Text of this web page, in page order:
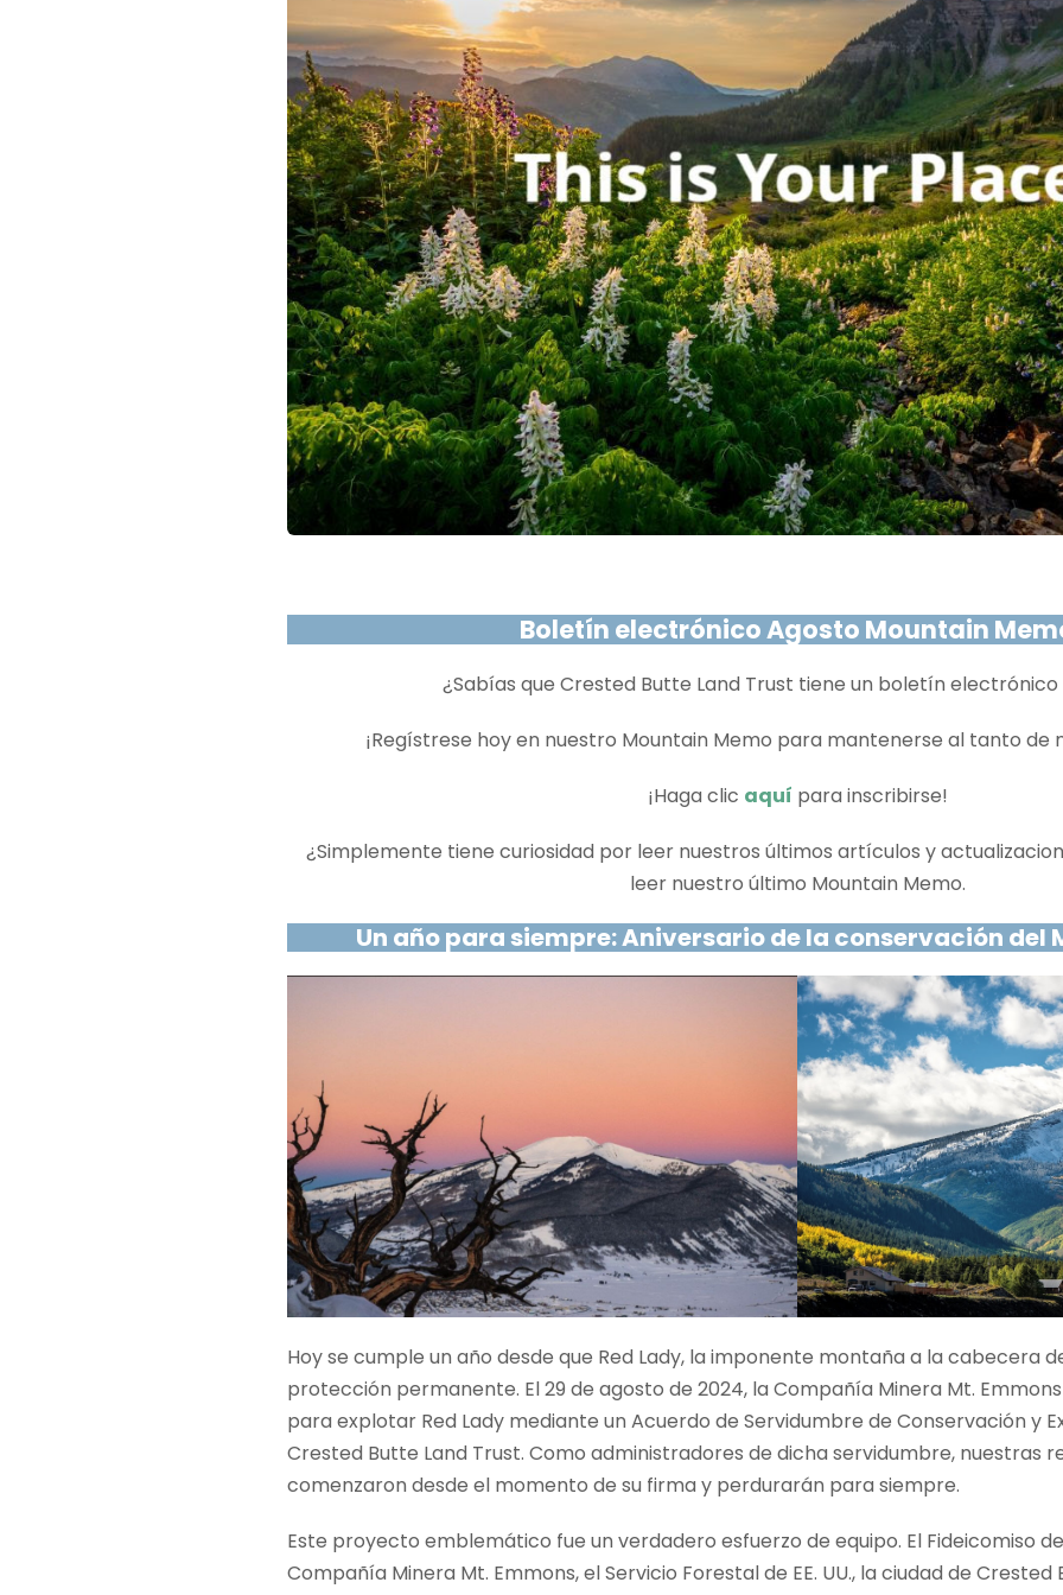
Boletín electrónico Agosto Mountain
¿Sabías que Crested Butte Land Trust tiene un boletín electrónico
¡Regístrese hoy en nuestro Mountain Memo para mantenerse al tanto de
¡Haga clic aquí para inscribirse!
¿Simplemente tiene curiosidad por leer nuestros últimos artículos y
leer nuestro último Mountain Memo.
Un año para siempre: Aniversario de la conservación del
Hoy se cumple un año desde que Red Lady, la imponente montaña a la cabecera
protección permanente. El 29 de agosto de 2024, la Compañía Minera Mt.
para explotar Red Lady mediante un Acuerdo de Servidumbre de Conservación y
Crested Butte Land Trust. Como administradores de dicha servidumbre, nuestras
comenzaron desde el momento de su firma y perdurarán para siempre.
Este proyecto emblemático fue un verdadero esfuerzo de equipo. El Fideicomiso
Compañía Minera Mt. Emmons, el Servicio Forestal de EE. UU., la ciudad de